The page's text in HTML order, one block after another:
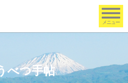
べつ手帖